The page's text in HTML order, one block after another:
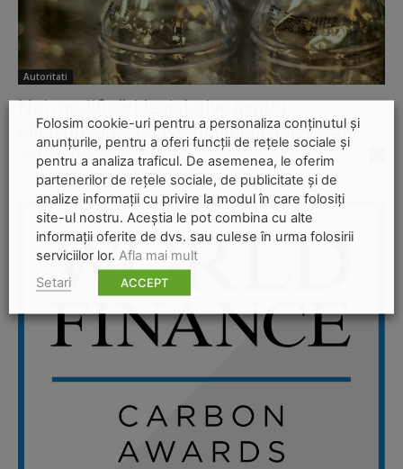
Autoritati
Noi modificări legislative pentru
eficientizarea reciclării ambalajelor SGR
Redactia-Green-Report 11 decembrie 2024
Folosim cookie-uri pentru a personaliza conținutul și
anunțurile, pentru a oferi funcții de rețele sociale și
pentru a analiza traficul. De asemenea, le oferim
partenerilor de rețele sociale, de publicitate și de
analize informații cu privire la modul în care folosiți
site-ul nostru. Aceștia le pot combina cu alte
informații oferite de dvs. sau culese în urma folosirii
serviciilor lor. Afla mai mult
Setari
ACCEPT